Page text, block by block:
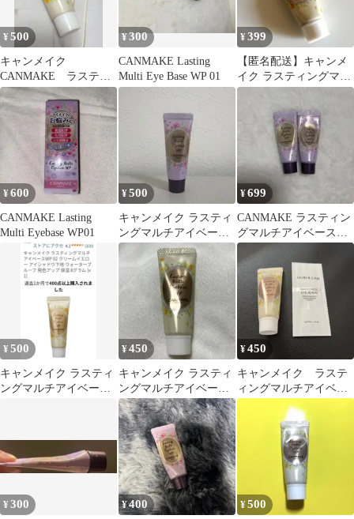
¥500
キャンメイク
CANMAKE ラスティ
ングマルチアイベー
ス WP02
¥300
CANMAKE Lasting
Multi Eye Base WP 01
¥399
【匿名配送】キャンメ
イク ラスティングマル
チアイベース WP 02
¥600
CANMAKE Lasting
Multi Eyebase WP01
¥500
キャンメイク ラスティ
ングマルチアイベース
WP
¥699
CANMAKE ラスティン
グマルチアイベース
WP 01 2本セット
¥500
キャンメイク ラスティ
ングマルチアイベース
¥450
キャンメイク ラスティ
ングマルチアイベース
WP 02
¥450
キャンメイク ラステ
ィングマルチアイベー
ス WP02
¥300 ¥400 ¥500